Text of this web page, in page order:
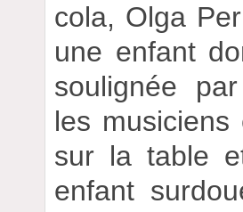
cola, Olga
une enfant
soulignée
les musiciens
sur la table
enfant